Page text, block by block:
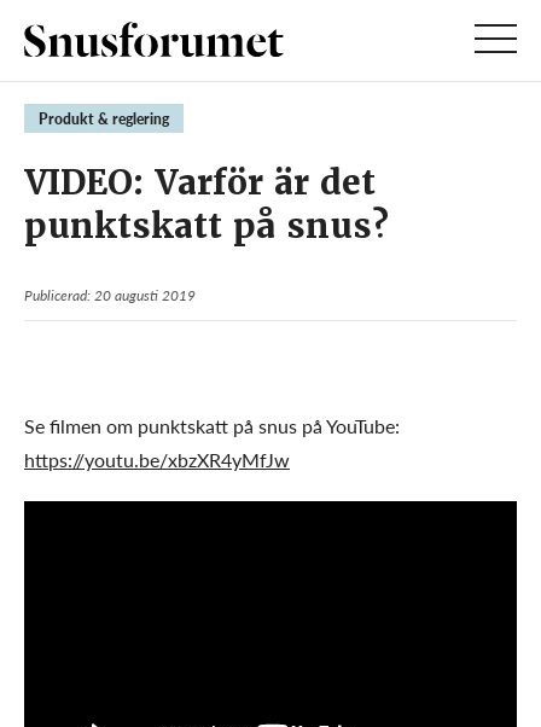
Produkt & reglering
VIDEO: Varför är det
punktskatt på snus?
Publicerad: 20 augusti 2019
Se filmen om punktskatt på snus på YouTube:
https://youtu.be/xbzXR4yMfJw